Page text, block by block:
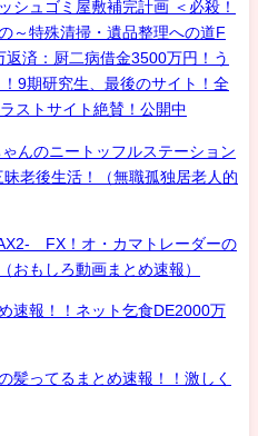
シュゴミ屋敷補完計画 ＜必殺！
～特殊清掃・遺品整理への道F
済：厨二病借金3500万円！う
9期研究生、最後のサイト！全
ストサイト絶賛！公開中
んのニートッフルステーション
老後生活！（無職孤独居老人的
FX！オ・カマトレーダーの
もしろ動画まとめ速報）
速報！！ネット乞食DE2000万
髪ってるまとめ速報！！激しく